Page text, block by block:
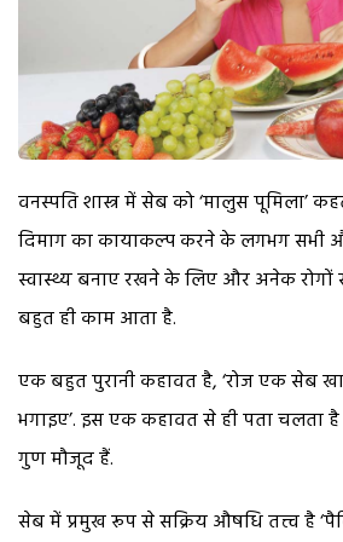
वनस्पति शास्त्र में सेब को ‘मालुस पूमिला’
दिमाग का कायाकल्प करने के लगभग सभी
स्वास्थ्य बनाए रखने के लिए और अनेक
बहुत ही काम आता है.
एक बहुत पुरानी कहावत है, ‘रोज एक सेब
भगाइए’. इस एक कहावत से ही पता चलता
गुण मौजूद हैं.
सेब में प्रमुख रूप से सक्रिय औषधि तत्त्व है